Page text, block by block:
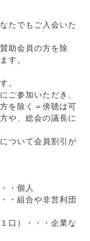
たでもご入会いた
助会員の方を除
す。
。
ご参加いただき、
を除く＝傍聴は可
や、総会の議長に
ついて会員割引が
・個人
・組合や非営利団
口）・・・企業な